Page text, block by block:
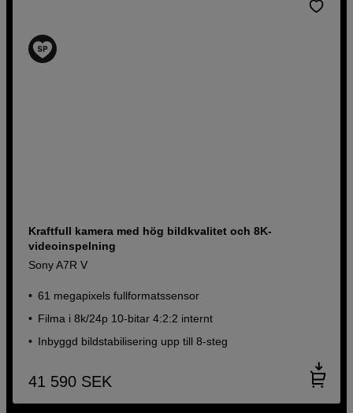
Kraftfull kamera med hög bildkvalitet och 8K-
videoinspelning
Sony A7R V
61 megapixels fullformatssensor
Filma i 8k/24p 10-bitar 4:2:2 internt
Inbyggd bildstabilisering upp till 8-steg
41 590 SEK